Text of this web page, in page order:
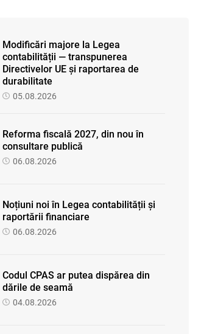
Modificări majore la Legea
contabilității — transpunerea
Directivelor UE și raportarea de
durabilitate
05.08.2026
Reforma fiscală 2027, din nou în
consultare publică
06.08.2026
Noțiuni noi în Legea contabilității și
raportării financiare
06.08.2026
Codul CPAS ar putea dispărea din
dările de seamă
04.08.2026